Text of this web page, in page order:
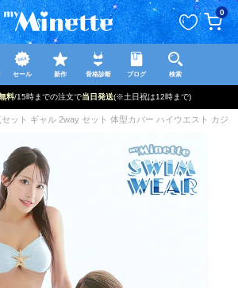
0
セール 新作 骨格診断 ブログ 検索
料/15時までの注文で当日発送(※土日祝は12時まで)
ット ギャル 2way セット 体型カバー ハイウエスト カジ
ペー
ジト
ップ